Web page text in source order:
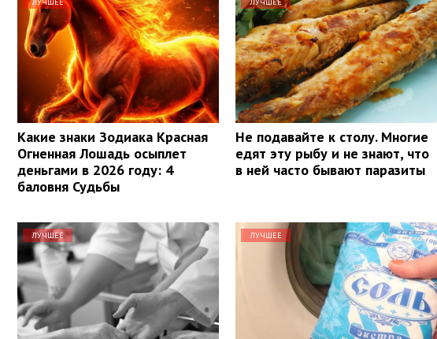
Какие знаки Зодиака Красная
Огненная Лошадь осыплет
деньгами в 2026 году: 4
баловня Судьбы
Не подавайте к столу. Многие
едят эту рыбу и не знают, что
в ней часто бывают паразиты
ЛУЧШЕЕ ЛУЧШЕЕ